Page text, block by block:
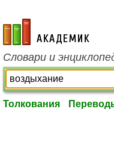
academic.ru
Словари и
Толкования